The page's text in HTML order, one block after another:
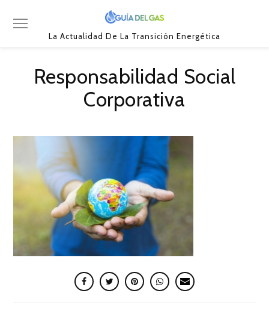
La Actualidad De La Transición Energética
Responsabilidad Social
Corporativa